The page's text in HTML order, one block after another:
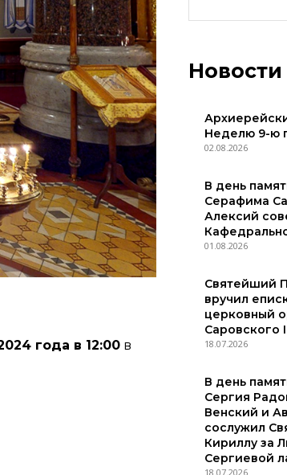
года в 12:00 в
Неделю 9-ю
02.08.2026
В день
Серафима
Алексий
01.08.2026
Святейший
вручил
церковный
Саровского
18.07.2026
В день
Сергия
Венский и
сослужил
Кириллу за
Сергиевой
18.07.2026